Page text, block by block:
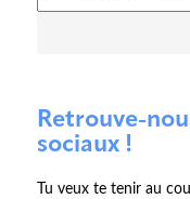
Retrouve-
sociaux !
Tu veux te tenir au